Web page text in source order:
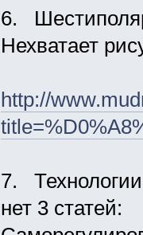
6.
Нехватает
http://
7. Технологии
нет 3 статей: